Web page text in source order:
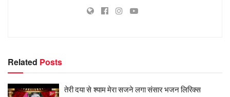
Related Posts
तेरी दया से श्याम मेरा सजने लगा संसार भजन लिरिक्स